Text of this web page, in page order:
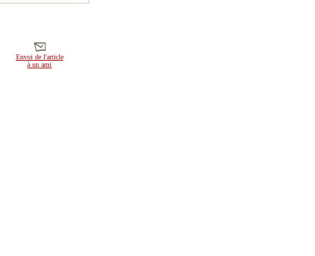
Envoi de l'article
à un ami